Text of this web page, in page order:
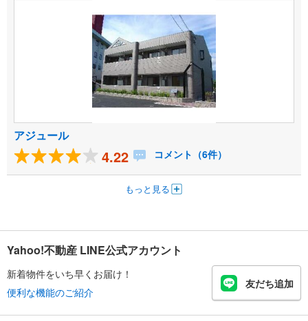
アジュール
4.22 コメント（6件）
もっと見る
Yahoo!不動産 LINE公式アカウント
新着物件をいち早くお届け！
便利な機能のご紹介
友だち追加